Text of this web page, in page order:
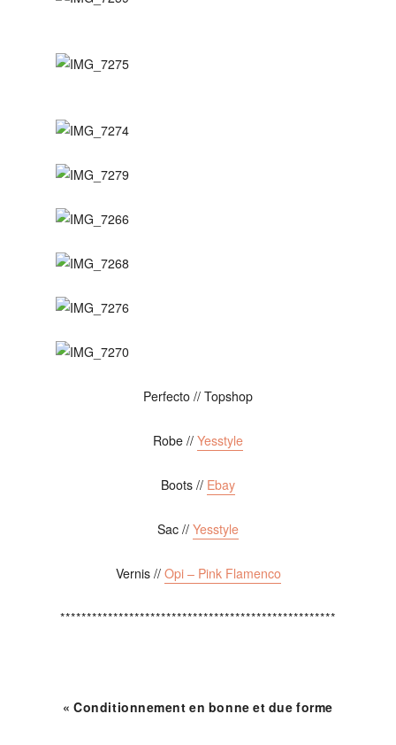
Perfecto // Topshop
Robe // Yesstyle
Boots // Ebay
Sac // Yesstyle
Vernis // Opi – Pink Flamenco
****************************************************
« Conditionnement en bonne et due forme